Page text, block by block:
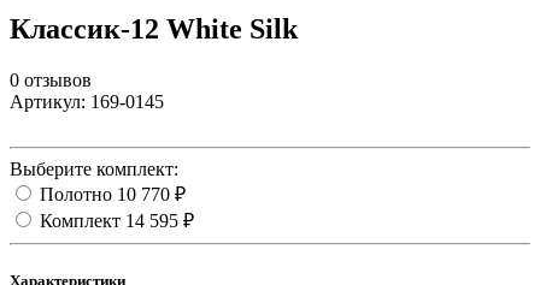
Классик-12 White Silk
0 отзывов
Артикул: 169-0145
Выберите комплект:
Полотно 10 770 ₽
Комплект 14 595 ₽
Характеристики